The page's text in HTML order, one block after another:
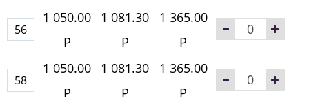
56
1 050.00
Р
1 081.30
Р
1 365.00
Р
58
1 050.00
Р
1 081.30
Р
1 365.00
Р